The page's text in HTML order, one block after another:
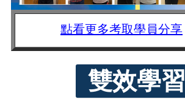
點看更多考取學員分享
雙效學習